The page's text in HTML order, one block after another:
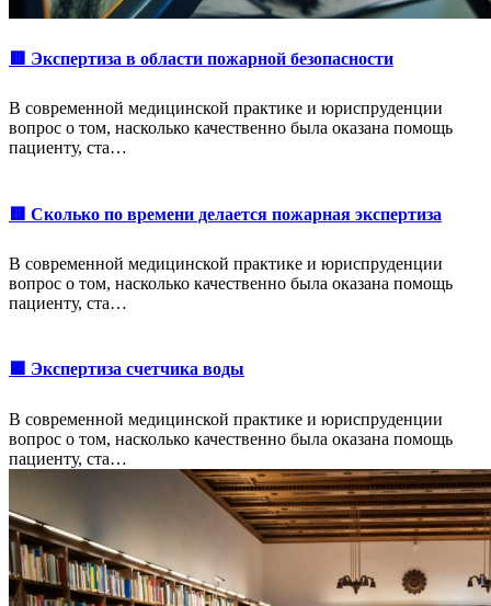
🟥 Экспертиза в области пожарной безопасности
В современной медицинской практике и юриспруденции
вопрос о том, насколько качественно была оказана помощь
пациенту, ста…
🟥 Сколько по времени делается пожарная экспертиза
В современной медицинской практике и юриспруденции
вопрос о том, насколько качественно была оказана помощь
пациенту, ста…
🟩 Экспертиза счетчика воды
В современной медицинской практике и юриспруденции
вопрос о том, насколько качественно была оказана помощь
пациенту, ста…